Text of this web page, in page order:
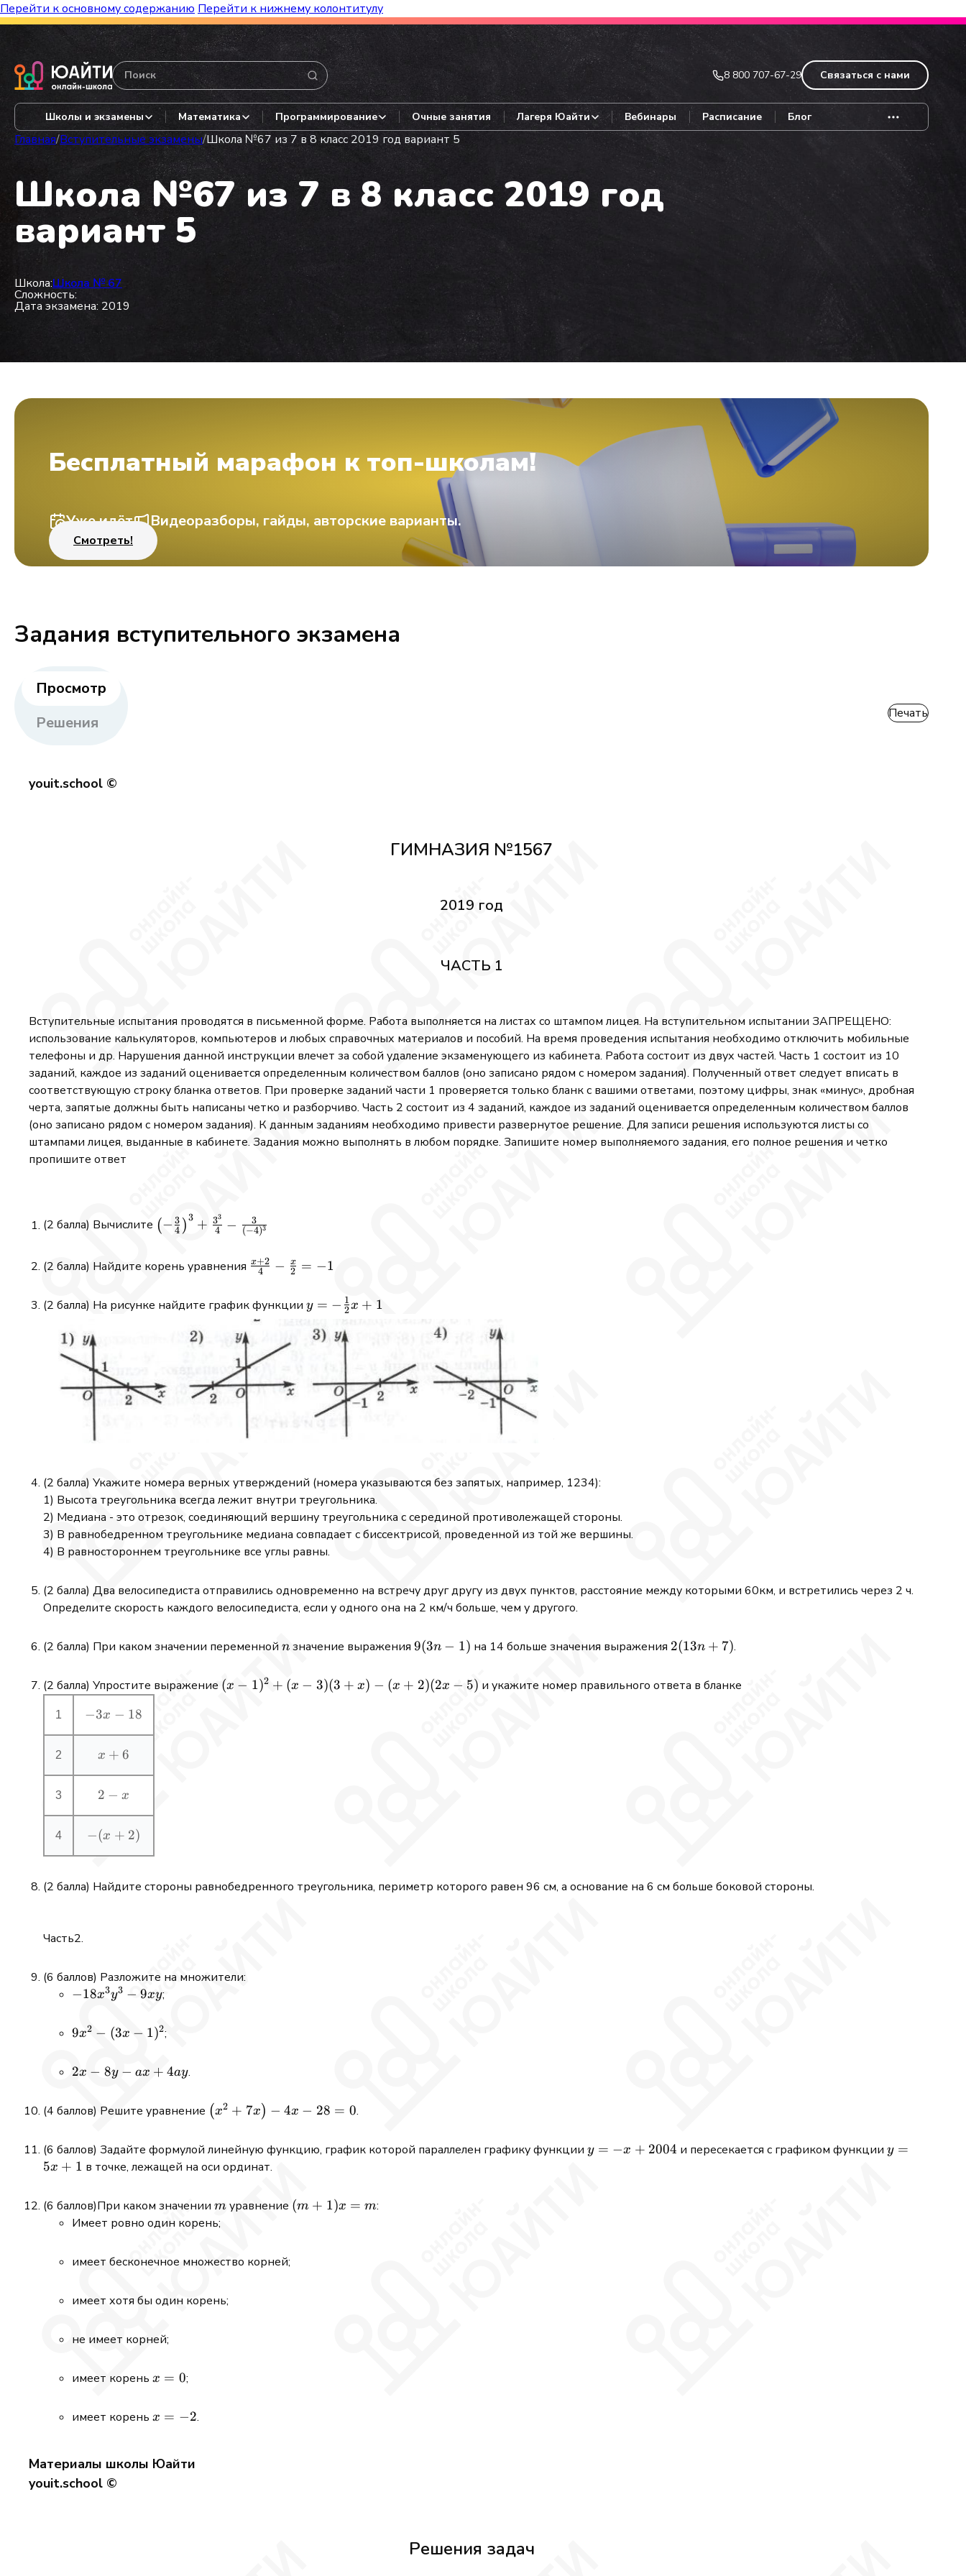
Перейти к основному содержанию Перейти к нижнему колонтитулу
Бесплатный марафон к топ-школам! Видеоразборы, гайды, авторские варианты.
8 800 707-67-29 Связаться с нами
Школы и экзамены Математика Программирование Очные занятия Лагеря Юайти Вебинары Расписание Блог
Главная/Вступительные экзамены/Школа №67 из 7 в 8 класс 2019 год вариант 5
Школа №67 из 7 в 8 класс 2019 год
вариант 5
Школа:Школа № 67
Сложность:
Дата экзамена: 2019
Бесплатный марафон к топ-школам!
Уже идёт Видеоразборы, гайды, авторские варианты.
Смотреть!
Задания вступительного экзамена
Просмотр
Решения
Печать
youit.school ©
ГИМНАЗИЯ №1567
2019 год
ЧАСТЬ 1
Вступительные испытания проводятся в письменной форме. Работа выполняется на листах со штампом лицея. На вступительном испытании ЗАПРЕЩЕНО:
использование калькуляторов, компьютеров и любых справочных материалов и пособий. На время проведения испытания необходимо отключить мобильные
телефоны и др. Нарушения данной инструкции влечет за собой удаление экзаменующего из кабинета. Работа состоит из двух частей. Часть 1 состоит из 10
заданий, каждое из заданий оценивается определенным количеством баллов (оно записано рядом с номером задания). Полученный ответ следует вписать в
соответствующую строку бланка ответов. При проверке заданий части 1 проверяется только бланк с вашими ответами, поэтому цифры, знак «минус», дробная
черта, запятые должны быть написаны четко и разборчиво. Часть 2 состоит из 4 заданий, каждое из заданий оценивается определенным количеством баллов
(оно записано рядом с номером задания). К данным заданиям необходимо привести развернутое решение. Для записи решения используются листы со
штампами лицея, выданные в кабинете. Задания можно выполнять в любом порядке. Запишите номер выполняемого задания, его полное решения и четко
пропишите ответ
(2 балла) Вычислите \left(-\frac{3}
{4}\right)^{3}+\frac{3^{3}}
{4}-\frac{3}{(-4)^{3}}
(− 4
3 )3 + 4
33 − (−4)3
3
(2 балла) Найдите корень уравнения \frac{x+2}
\frac{x}
{2}=-1
4
x+2 − 2
x = −1
(2 балла) На рисунке найдите график функции y=-
{2} x+1
y = − 2
1x + 1
(2 балла) Укажите номера верных утверждений (номера указываются без запятых, например, 1234):
1) Высота треугольника всегда лежит внутри треугольника.
2) Медиана - это отрезок, соединяющий вершину треугольника с серединой противолежащей стороны.
3) В равнобедренном треугольнике медиана совпадает с биссектрисой, проведенной из той же вершины.
4) В равностороннем треугольнике все углы равны.
(2 балла) Два велосипедиста отправились одновременно на встречу друг другу из двух пунктов, расстояние между которыми 60км, и встретились через 2 ч.
Определите скорость каждого велосипедиста, если у одного она на 2 км/ч больше, чем у другого.
(2 балла) При каком значении переменнойn
n значение выражения 9(3
1)
9(3n − 1) на 14 больше значения выражения 2(13
2(13n + 7).
(2 балла) Упростите выражение (x-
(x − 1)2 + (x − 3)(3 + x) − (x + 2)(2x − 5) и укажите номер правильного ответа в бланке
1
-3
x-
−3x − 18
2 x+6
x + 6
3
2-
x
2 − x
4
-
(x+2)
−(x + 2)
(2 балла) Найдите стороны равнобедренного треугольника, периметр которого равен 96 см, а основание на 6 см больше боковой стороны.
Часть2.
(6 баллов) Разложите на множители:
-18
y^{3}-9
x y
−18x3y3 − 9xy;
9
(3 x-
1)^{2}
9x2 − (3x − 1)2;
2 x-
x+4
2x − 8y − ax + 4ay.
(4 баллов) Решите уравнение \left(x^{2}+7
28=0
(x2 + 7x) − 4x − 28 = 0.
(6 баллов) Задайте формулой линейную функцию, график которой параллелен графику функции y=-
y = −x + 2004 и пересекается с графиком функцииy=5
y =
5x + 1 в точке, лежащей на оси ординат.
(6 баллов)При каком значении m
m уравнение (m+1)
(m + 1)x = m:
Имеет ровно один корень;
имеет бесконечное множество корней;
имеет хотя бы один корень;
не имеет корней;
имеет корень x=0
x = 0;
имеет корень x=-2
x = −2.
Материалы школы Юайти
youit.school ©
Решения задач